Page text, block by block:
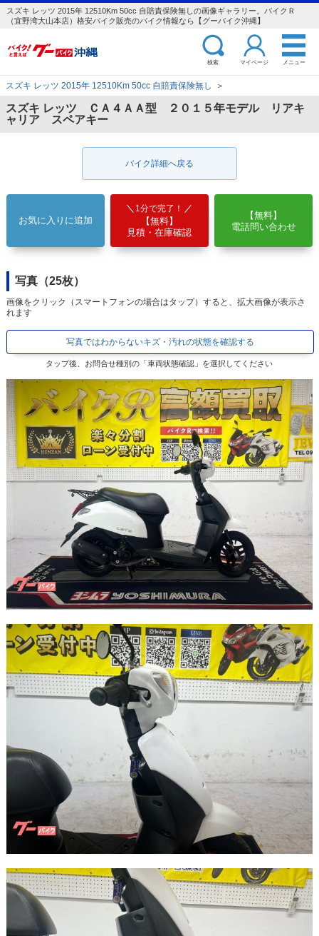
スズキ レッツ 2015年 12510Km 50cc 自賠責保険無しの画像ギャラリー。バイクＲ
（宜野湾大山本店）格安バイク販売のバイク情報なら【グーバイク沖縄】
検索 マイページ メニュー
スズキ レッツ 2015年 12510Km 50cc 自賠責保険無し ＞
スズキ レッツ ＣＡ４ＡＡ型 ２０１５年モデル リアキ
ャリア スペアキー
バイク詳細へ戻る
お気に入りに追加
1分で完了！
【無料】
見積・在庫確認
【無料】
電話問い合わせ
写真（25枚）
画像をクリック（スマートフォンの場合はタップ）すると、拡大画像が表示さ
れます
写真ではわからないキズ・汚れの状態を確認する
タップ後、お問合せ種別の「車両状態確認」を選択してください